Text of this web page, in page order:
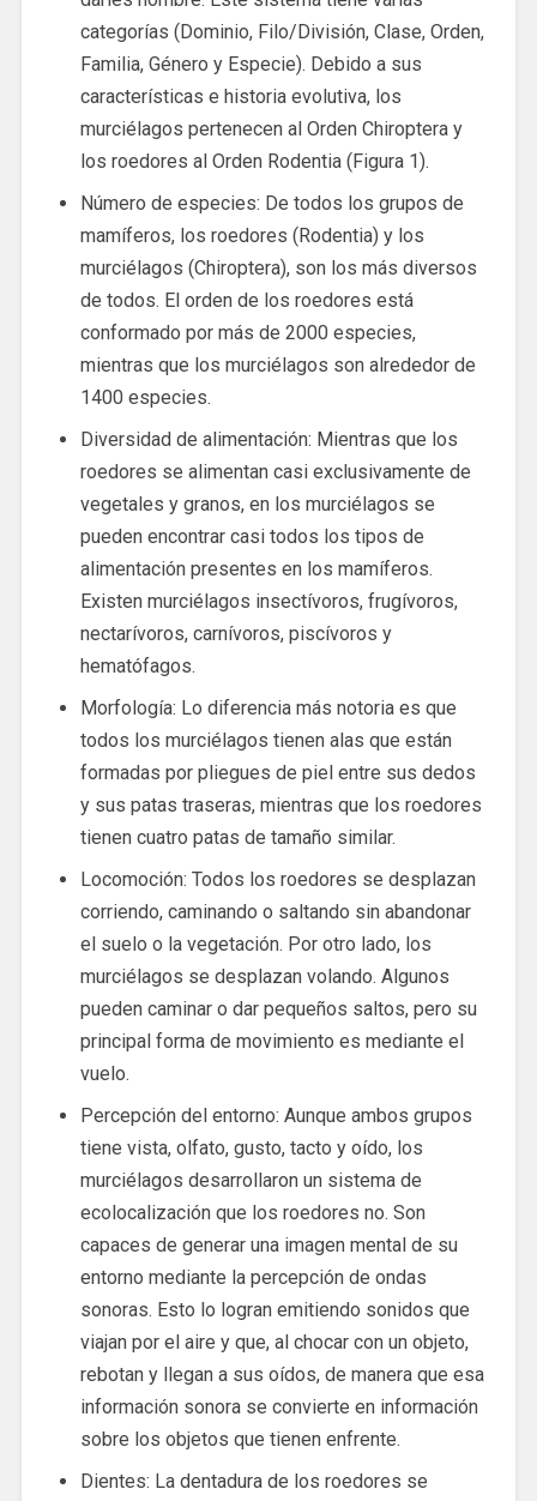
categorías (Dominio, Filo/División, Clase, Orden,
Familia, Género y Especie). Debido a sus
características e historia evolutiva, los
murciélagos pertenecen al Orden Chiroptera y
los roedores al Orden Rodentia (Figura 1).
Número de especies: De todos los grupos de
mamíferos, los roedores (Rodentia) y los
murciélagos (Chiroptera), son los más diversos
de todos. El orden de los roedores está
conformado por más de 2000 especies,
mientras que los murciélagos son alrededor de
1400 especies.
Diversidad de alimentación: Mientras que los
roedores se alimentan casi exclusivamente de
vegetales y granos, en los murciélagos se
pueden encontrar casi todos los tipos de
alimentación presentes en los mamíferos.
Existen murciélagos insectívoros, frugívoros,
nectarívoros, carnívoros, piscívoros y
hematófagos.
Morfología: Lo diferencia más notoria es que
todos los murciélagos tienen alas que están
formadas por pliegues de piel entre sus dedos
y sus patas traseras, mientras que los roedores
tienen cuatro patas de tamaño similar.
Locomoción: Todos los roedores se desplazan
corriendo, caminando o saltando sin abandonar
el suelo o la vegetación. Por otro lado, los
murciélagos se desplazan volando. Algunos
pueden caminar o dar pequeños saltos, pero su
principal forma de movimiento es mediante el
vuelo.
Percepción del entorno: Aunque ambos grupos
tiene vista, olfato, gusto, tacto y oído, los
murciélagos desarrollaron un sistema de
ecolocalización que los roedores no. Son
capaces de generar una imagen mental de su
entorno mediante la percepción de ondas
sonoras. Esto lo logran emitiendo sonidos que
viajan por el aire y que, al chocar con un objeto,
rebotan y llegan a sus oídos, de manera que esa
información sonora se convierte en información
sobre los objetos que tienen enfrente.
Dientes: La dentadura de los roedores se